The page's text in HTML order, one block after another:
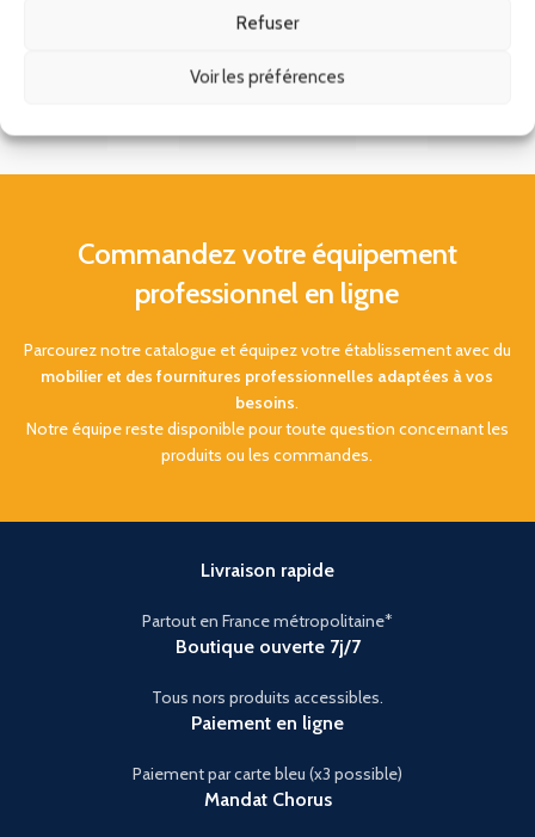
Refuser
Voir les préférences
Commandez votre équipement
professionnel en ligne
Parcourez notre catalogue et équipez votre établissement avec du
mobilier et des fournitures professionnelles adaptées à vos
besoins.
Notre équipe reste disponible pour toute question concernant les
produits ou les commandes.
Livraison rapide
Partout en France métropolitaine*
Boutique ouverte 7j/7
Tous nors produits accessibles.
Paiement en ligne
Paiement par carte bleu (x3 possible)
Mandat Chorus